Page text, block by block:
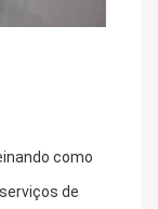
como
de